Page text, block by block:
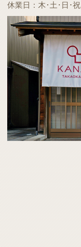
休業日：木･土･日･祝